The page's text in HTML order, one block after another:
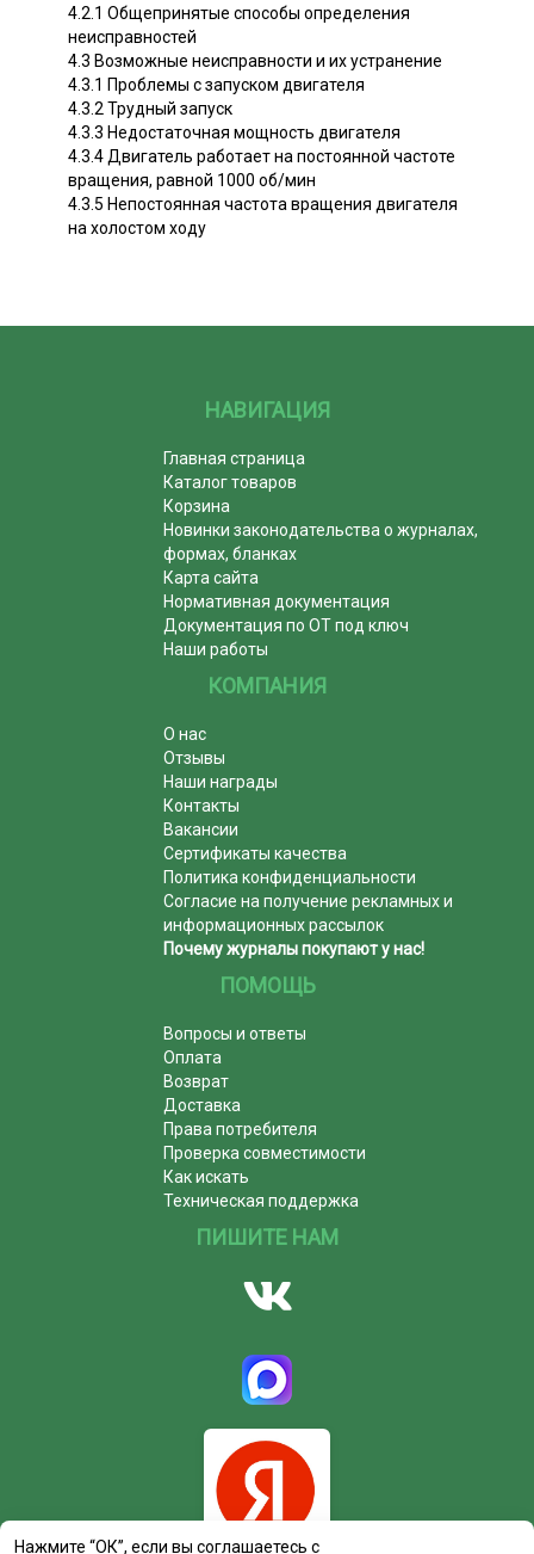
4.2.1 Общепринятые способы определения
неисправностей
4.3 Возможные неисправности и их устранение
4.3.1 Проблемы с запуском двигателя
4.3.2 Трудный запуск
4.3.3 Недостаточная мощность двигателя
4.3.4 Двигатель работает на постоянной частоте
вращения, равной 1000 об/мин
4.3.5 Непостоянная частота вращения двигателя
на холостом ходу
НАВИГАЦИЯ
Главная страница
Каталог товаров
Корзина
Новинки законодательства о журналах,
формах, бланках
Карта сайта
Нормативная документация
Документация по ОТ под ключ
Наши работы
КОМПАНИЯ
О нас
Отзывы
Наши награды
Контакты
Вакансии
Сертификаты качества
Политика конфиденциальности
Согласие на получение рекламных и
информационных рассылок
Почему журналы покупают у нас!
ПОМОЩЬ
Вопросы и ответы
Оплата
Возврат
Доставка
Права потребителя
Проверка совместимости
Как искать
Техническая поддержка
ПИШИТЕ НАМ
Нажмите “ОК”, если вы соглашаетесь с